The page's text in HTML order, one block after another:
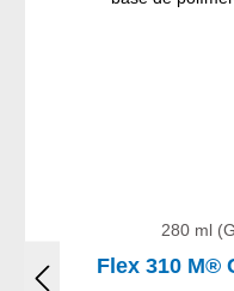
280 ml
Flex 310 M®